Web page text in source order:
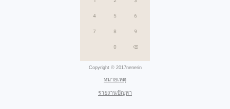
Copyright © 2017nenerin
หมายเหตุ
รายงานปัญหา